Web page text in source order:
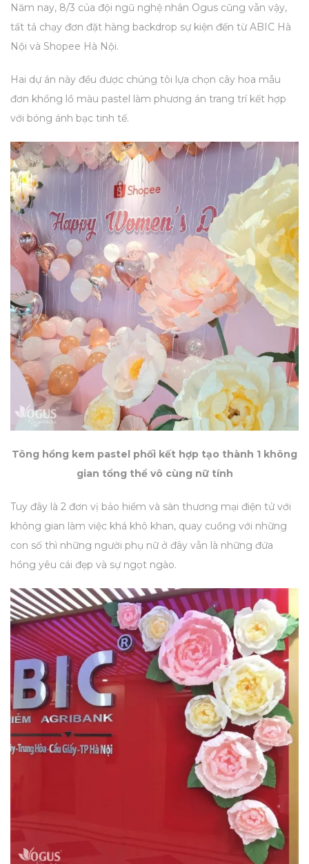
Năm nay, 8/3 của đội ngũ nghệ nhân Ogus cũng vẫn vậy,
tất tả chạy đơn đặt hàng backdrop sự kiện đến từ ABIC Hà
Nội và Shopee Hà Nội.
Hai dự án này đều được chúng tôi lựa chọn cây hoa mẫu
đơn khổng lồ màu pastel làm phương án trang trí kết hợp
với bóng ánh bạc tinh tế.
Tông hồng kem pastel phối kết hợp tạo thành 1 không
gian tổng thể vô cùng nữ tính
Tuy đây là 2 đơn vị bảo hiểm và sàn thương mại điện tử với
không gian làm việc khá khô khan, quay cuồng với những
con số thì những người phụ nữ ở đây vẫn là những đứa
hồng yêu cái đẹp và sự ngọt ngào.